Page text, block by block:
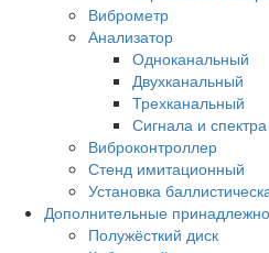
Виброметр
Анализатор
Одноканальный
Двухканальный
Трехканальный
Сигнала и спектра
Виброконтроллер
Стенд имитационный
Установка
Дополнительные
Полужёсткий диск